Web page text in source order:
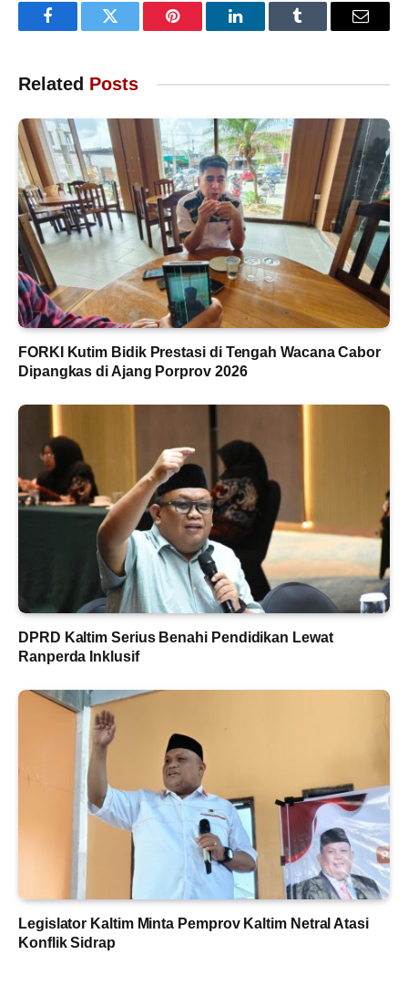
FacebookTwitter Pinterest LinkedInTumblr Email
Related Posts
FORKI Kutim Bidik Prestasi di Tengah Wacana Cabor
Dipangkas di Ajang Porprov 2026
DPRD Kaltim Serius Benahi Pendidikan Lewat
Ranperda Inklusif
Legislator Kaltim Minta Pemprov Kaltim Netral Atasi
Konflik Sidrap